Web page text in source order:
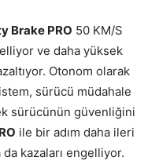
Brake PRO 50 KM/S
ve daha yüksek
Otonom olarak
sürücü müdahale
sürücünün güvenliğini
ile bir adım daha ileri
kazaları engelliyor.